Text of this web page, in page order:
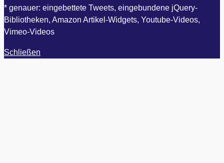
* genauer: eingebettete Tweets, eingebundene jQuery-
Bibliotheken, Amazon Artikel-Widgets, Youtube-Videos,
Vimeo-Videos
Schließen